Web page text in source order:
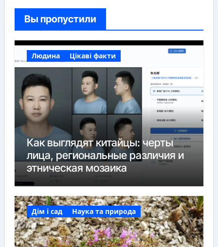
Вы пропустили
Людина Цікаві факти
Как выглядят китайцы: черты
лица, региональные различия и
этническая мозаика
Дім і сад Наука та природа